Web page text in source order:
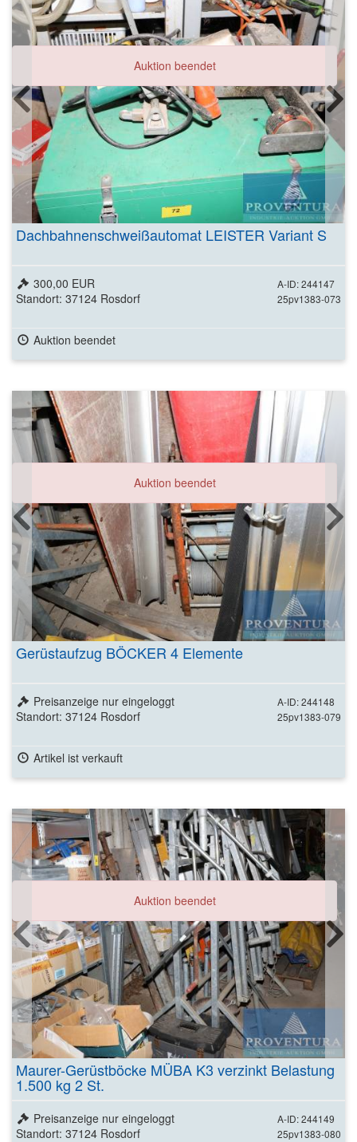
Auktion beendet
Dachbahnenschweißautomat LEISTER Variant S
A-ID: 244147
25pv1383-073
300,00 EUR
Standort: 37124 Rosdorf
Auktion beendet
Auktion beendet
Gerüstaufzug BÖCKER 4 Elemente
A-ID: 244148
25pv1383-079
Preisanzeige nur eingeloggt
Standort: 37124 Rosdorf
Artikel ist verkauft
Auktion beendet
Maurer-Gerüstböcke MÜBA K3 verzinkt Belastung
1.500 kg 2 St.
A-ID: 244149
25pv1383-080
Preisanzeige nur eingeloggt
Standort: 37124 Rosdorf